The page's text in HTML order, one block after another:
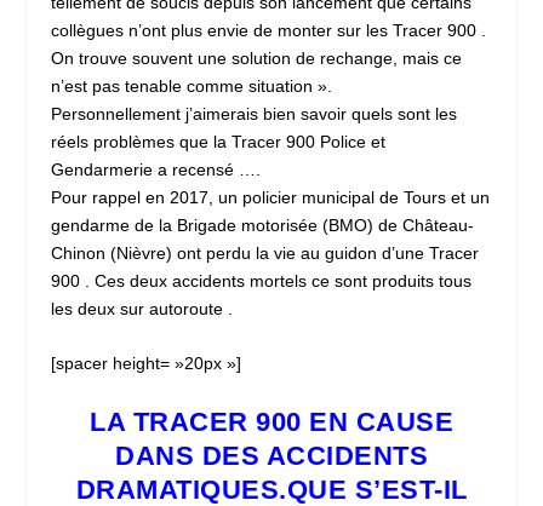
collègues n’ont plus envie de monter sur les Tracer 900 .
On trouve souvent une solution de rechange, mais ce
n’est pas tenable comme situation ».
Personnellement j’aimerais bien savoir quels sont les
réels problèmes que la Tracer 900 Police et
Gendarmerie a recensé ….
Pour rappel en 2017, un policier municipal de Tours et un
gendarme de la Brigade motorisée (BMO) de Château-
Chinon (Nièvre) ont perdu la vie au guidon d’une Tracer
900 . Ces deux accidents mortels ce sont produits tous
les deux sur autoroute .
[spacer height= »20px »]
LA TRACER 900 EN CAUSE
DANS DES ACCIDENTS
DRAMATIQUES.QUE S’EST-IL